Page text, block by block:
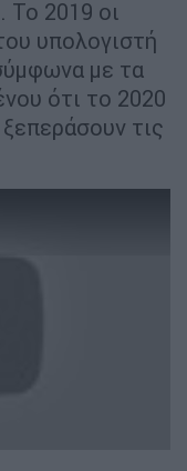
Το 2019 οι
υπολογιστή
με τα
ότι το 2020
τις